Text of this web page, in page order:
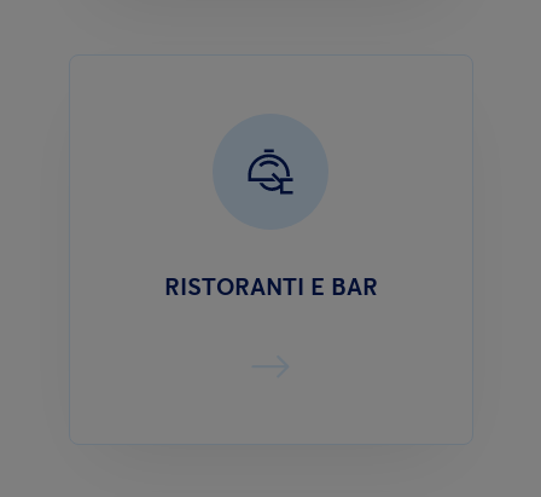
RISTORANTI E BAR